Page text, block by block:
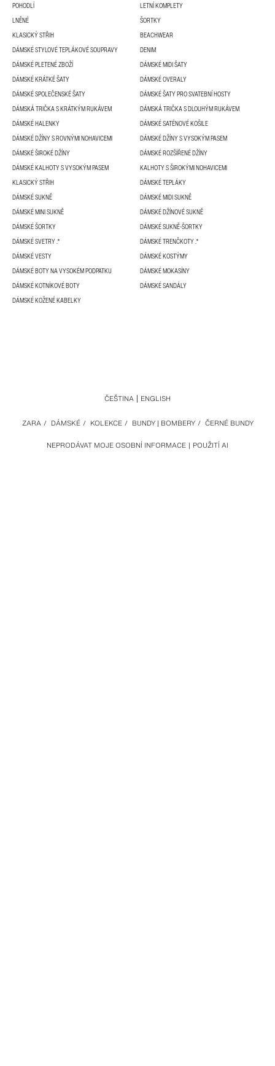
POHODLÍ
LETNÍ KOMPLETY
LNĚNÉ
ŠORTKY
KLASICKÝ STŘIH
BEACHWEAR
DÁMSKÉ STYLOVÉ TEPLÁKOVÉ SOUPRAVY
DENIM
DÁMSKÉ PLETENÉ ZBOŽÍ
DÁMSKÉ MIDI ŠATY
DÁMSKÉ KRÁTKÉ ŠATY
DÁMSKÉ OVERALY
DÁMSKÉ SPOLEČENSKÉ ŠATY
DÁMSKÉ ŠATY PRO SVATEBNÍ HOSTY
DÁMSKÁ TRIČKA S KRÁTKÝM RUKÁVEM
DÁMSKÁ TRIČKA S DLOUHÝM RUKÁVEM
DÁMSKÉ HALENKY
DÁMSKÉ SATÉNOVÉ KOŠILE
DÁMSKÉ DŽÍNY S ROVNÝMI NOHAVICEMI
DÁMSKÉ DŽÍNY S VYSOKÝM PASEM
DÁMSKÉ ŠIROKÉ DŽÍNY
DÁMSKÉ ROZŠÍŘENÉ DŽÍNY
DÁMSKÉ KALHOTY S VYSOKÝM PASEM
KALHOTY S ŠIROKÝMI NOHAVICEMI
KLASICKÝ STŘIH
DÁMSKÉ TEPLÁKY
DÁMSKÉ SUKNĚ
DÁMSKÉ MIDI SUKNĚ
DÁMSKÉ MINI SUKNĚ
DÁMSKÉ DŽÍNOVÉ SUKNĚ
DÁMSKÉ ŠORTKY
DÁMSKÉ SUKNĚ-ŠORTKY
DÁMSKÉ SVETRY .*
DÁMSKÉ TRENČKOTY .*
DÁMSKÉ VESTY
DÁMSKÉ KOSTÝMY
DÁMSKÉ BOTY NA VYSOKÉM PODPATKU
DÁMSKÉ MOKASÍNY
DÁMSKÉ KOTNÍKOVÉ BOTY
DÁMSKÉ SANDÁLY
DÁMSKÉ KOŽENÉ KABELKY
NEPRODÁVAT MOJE OSOBNÍ INFORMACE POUŽITÍ AI
ZARA / DÁMSKÉ / KOLEKCE / BUNDY | BOMBERY / ČERNÉ BUNDY
ČEŠTINA ENGLISH